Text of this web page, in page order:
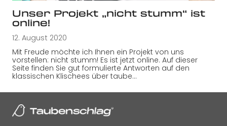
Unser Projekt „nicht stumm“ ist
online!
12. August 2020
Mit Freude möchte ich Ihnen ein Projekt von uns
vorstellen: nicht stumm! Es ist jetzt online. Auf dieser
Seite finden Sie gut formulierte Antworten auf den
klassischen Klischees über taube…